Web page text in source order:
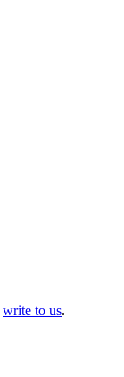
write to us.